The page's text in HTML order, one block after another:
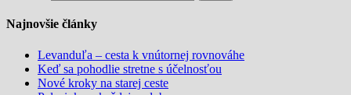
Najnovšie články
Levanduľa – cesta k vnútornej rovnováhe
Keď sa pohodlie stretne s účelnosťou
Nové kroky na starej ceste